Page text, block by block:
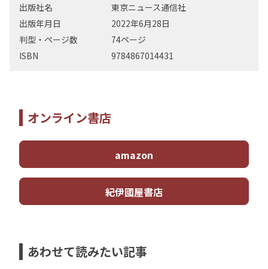
出版社名
東京ニュース通信社
出版年月日
2022年6月28日
判型・ページ数
74ページ
ISBN
9784867014431
オンライン書店
amazon
紀伊國屋書店
あわせて読みたい記事